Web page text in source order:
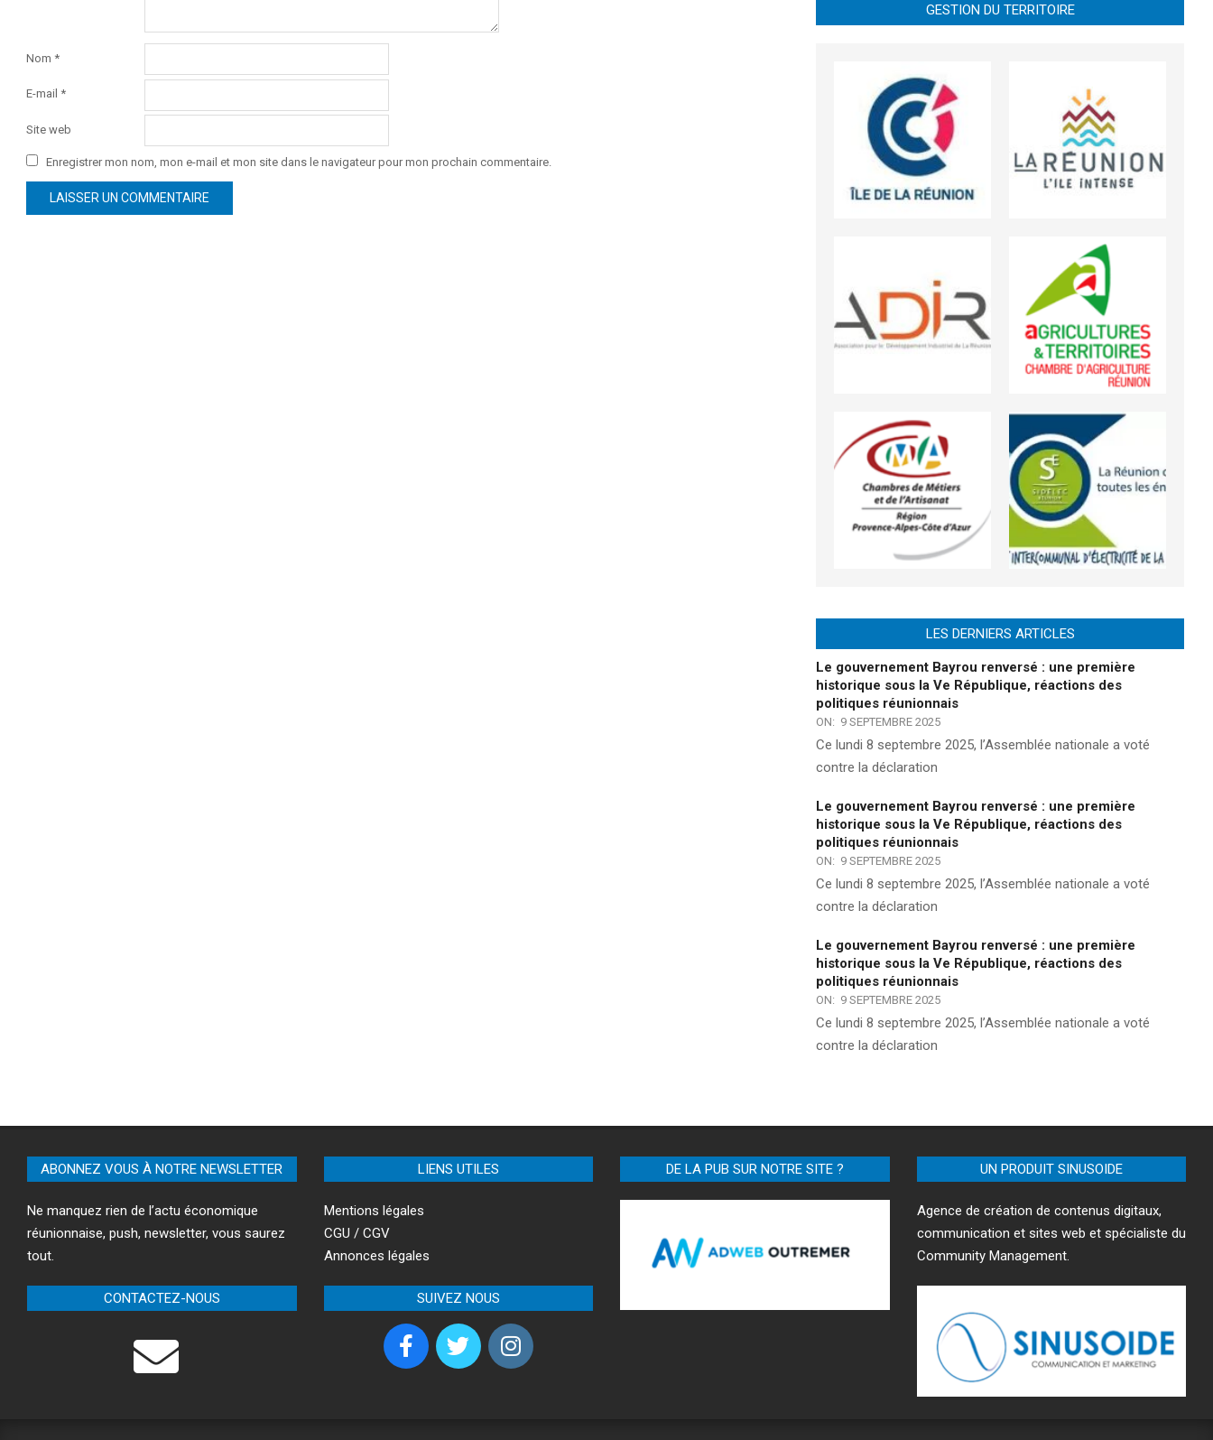
Nom *
E-mail *
Site web
Enregistrer mon nom, mon e-mail et mon site dans le navigateur pour mon prochain commentaire.
GESTION DU TERRITOIRE
LES DERNIERS ARTICLES
Le gouvernement Bayrou renversé : une première
historique sous la Ve République, réactions des
politiques réunionnais
ON: 9 SEPTEMBRE 2025
Ce lundi 8 septembre 2025, l’Assemblée nationale a voté
contre la déclaration
Le gouvernement Bayrou renversé : une première
historique sous la Ve République, réactions des
politiques réunionnais
ON: 9 SEPTEMBRE 2025
Ce lundi 8 septembre 2025, l’Assemblée nationale a voté
contre la déclaration
Le gouvernement Bayrou renversé : une première
historique sous la Ve République, réactions des
politiques réunionnais
ON: 9 SEPTEMBRE 2025
Ce lundi 8 septembre 2025, l’Assemblée nationale a voté
contre la déclaration
ABONNEZ VOUS À NOTRE NEWSLETTER
Ne manquez rien de l’actu économique
réunionnaise, push, newsletter, vous saurez
tout.
CONTACTEZ-NOUS
LIENS UTILES
Mentions légales
CGU / CGV
Annonces légales
SUIVEZ NOUS
DE LA PUB SUR NOTRE SITE ? UN PRODUIT SINUSOIDE
Agence de création de contenus digitaux,
communication et sites web et spécialiste du
Community Management.